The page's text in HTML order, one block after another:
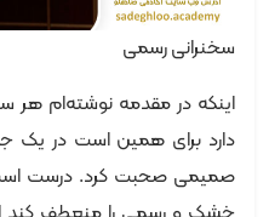
سخنرانی رسمی
اینکه در مقدمه نوشته‌ام هر
دارد برای همین است در یک
صمیمی صحبت کرد. درست است